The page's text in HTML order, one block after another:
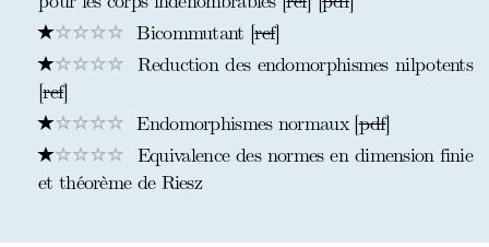
Bicommutant [ref]
Reduction des endomorphismes nilpotents
[ref]
Endomorphismes normaux [pdf]
Equivalence des normes en dimension finie
et théorème de Riesz